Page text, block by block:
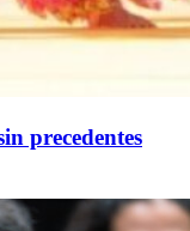
precedentes